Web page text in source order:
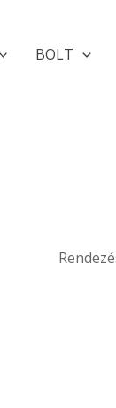
BOLT